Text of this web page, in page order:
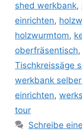
shed werkbank,
einrichten,
holzwurmtom,
oberfräsentisch,
Tischkreissäge
werkbank
einrichten,
tour
Schreibe